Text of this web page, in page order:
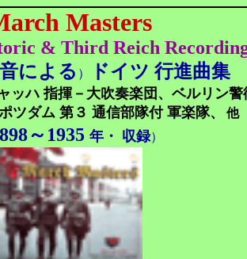
Masters
& Third Reich
による ） ドイツ 行進曲集
ッハ指揮－ 大吹奏楽団、ベルリン警
ツダム 第３ 通信部隊付軍楽隊、
他
～1935 年・ 収録）